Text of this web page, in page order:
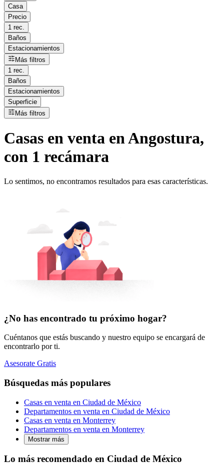
Casa
Precio
1 rec.
Baños
Estacionamientos
Más filtros
1 rec.
Baños
Estacionamientos
Superficie
Más filtros
Casas en venta en Angostura,
con 1 recámara
Lo sentimos, no encontramos resultados para esas características.
¿No has encontrado tu próximo hogar?
Cuéntanos que estás buscando y nuestro equipo se encargará de
encontrarlo por ti.
Asesorate Gratis
Búsquedas más populares
Casas en venta en Ciudad de México
Departamentos en venta en Ciudad de México
Casas en venta en Monterrey
Departamentos en venta en Monterrey
Mostrar más
Lo más recomendado en Ciudad de México